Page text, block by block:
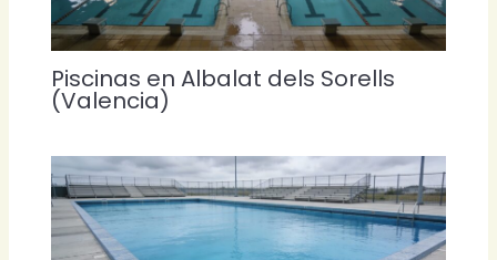
Piscinas en Albalat dels Sorells
(Valencia)